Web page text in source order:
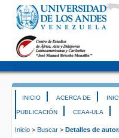
INICIO ACERCA DE
PUBLICACIÓN CEAA-ULA
Inicio > Buscar > Detalles de